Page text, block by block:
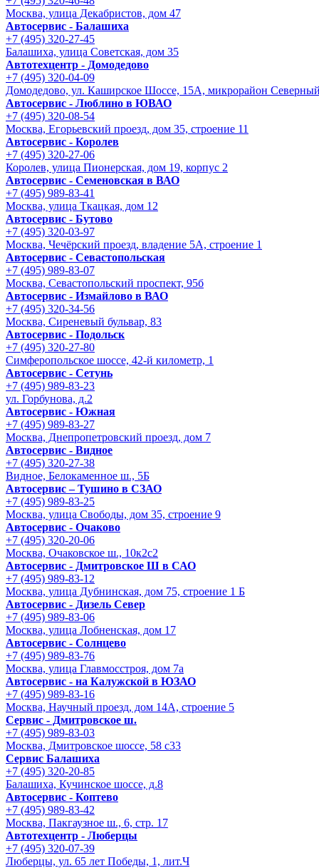
Москва, улица Декабристов, дом 47
Автосервис - Балашиха
+7 (495) 320-27-45
Балашиха, улица Советская, дом 35
Автотехцентр - Домодедово
+7 (495) 320-04-09
Домодедово, ул. Каширское Шоссе, 15А, микрорайон
Автосервис - Люблино в ЮВАО
+7 (495) 320-08-54
Москва, Егорьевский проезд, дом 35, строение 11
Автосервис - Королев
+7 (495) 320-27-06
Королев, улица Пионерская, дом 19, корпус 2
Автосервис - Семеновская в ВАО
+7 (495) 989-83-41
Москва, улица Ткацкая, дом 12
Автосервис - Бутово
+7 (495) 320-03-97
Москва, Чечёрский проезд, владение 5А, строение 1
Автосервис - Cевастопольская
+7 (495) 989-83-07
Москва, Севастопольский проспект, 95б
Автосервис - Измайлово в ВАО
+7 (495) 320-34-56
Москва, Сиреневый бульвар, 83
Автосервис - Подольск
+7 (495) 320-27-80
Симферопольское шоссе, 42-й километр, 1
Автосервис - Сетунь
+7 (495) 989-83-23
ул. Горбунова, д.2
Автосервис - Южная
+7 (495) 989-83-27
Москва, Днепропетровский проезд, дом 7
Автосервис - Видное
+7 (495) 320-27-38
Видное, Белокаменное ш., 5Б
Автосервис – Тушино в СЗАО
+7 (495) 989-83-25
Москва, улица Свободы, дом 35, строение 9
Автосервис - Очаково
+7 (495) 320-20-06
Москва, Очаковское ш., 10к2с2
Автосервис - Дмитровское Ш в САО
+7 (495) 989-83-12
Москва, улица Дубнинская, дом 75, строение 1 Б
Автосервис - Дизель Север
+7 (495) 989-83-06
Москва, улица Лобненская, дом 17
Автосервис - Солнцево
+7 (495) 989-83-76
Москва, улица Главмосстроя, дом 7а
Автосервис - на Калужской в ЮЗАО
+7 (495) 989-83-16
Москва, Научный проезд, дом 14А, строение 5
Сервис - Дмитровское ш.
+7 (495) 989-83-03
Москва, Дмитровское шоссе, 58 с33
Сервис Балашиха
+7 (495) 320-20-85
Балашиха, Кучинское шоссе, д.8
Автосервис - Коптево
+7 (495) 989-83-42
Москва, Пакгаузное ш., 6, стр. 17
Автотехцентр - Люберцы
+7 (495) 320-07-39
Люберцы, ул. 65 лет Победы, 1, лит.Ч